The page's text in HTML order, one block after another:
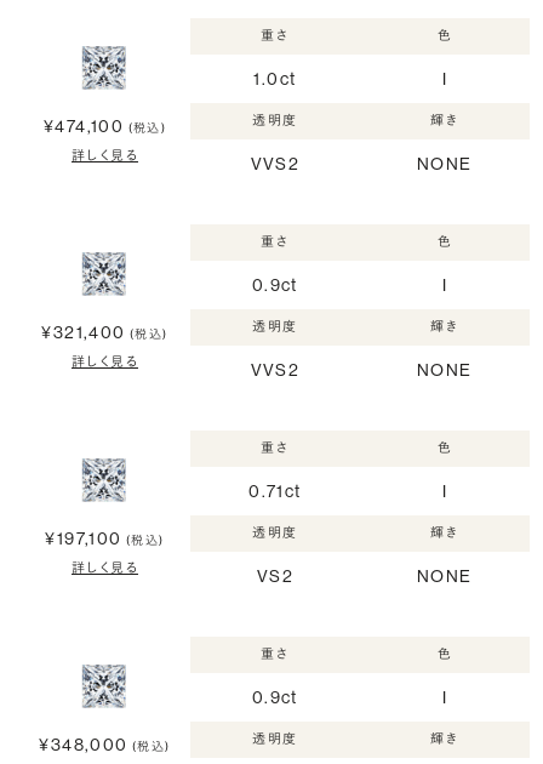
¥474,100 (税込)
詳しく見る
重さ
1.0ct
色
I
透明度
VVS2
輝き
NONE
¥321,400 (税込)
詳しく見る
重さ
0.9ct
色
I
透明度
VVS2
輝き
NONE
¥197,100 (税込)
詳しく見る
重さ
0.71ct
色
I
透明度
VS2
輝き
NONE
¥348,000 (税込)
重さ
0.9ct
色
I
透明度 輝き